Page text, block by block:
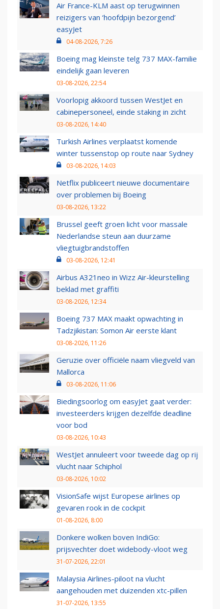
Air France-KLM aast op terugwinnen
reizigers van ‘hoofdpijn bezorgend’
easyJet
04-08-2026, 7:26
Boeing mag kleinste telg 737 MAX-familie
eindelijk gaan leveren
03-08-2026, 22:54
Voorlopig akkoord tussen WestJet en
cabinepersoneel, einde staking in zicht
03-08-2026, 14:40
Turkish Airlines verplaatst komende
winter tussenstop op route naar Sydney
03-08-2026, 14:03
Netflix publiceert nieuwe documentaire
over problemen bij Boeing
03-08-2026, 13:22
Brussel geeft groen licht voor massale
Nederlandse steun aan duurzame
vliegtuigbrandstoffen
03-08-2026, 12:41
Airbus A321neo in Wizz Air-kleurstelling
beklad met graffiti
03-08-2026, 12:34
Boeing 737 MAX maakt opwachting in
Tadzjikistan: Somon Air eerste klant
03-08-2026, 11:26
Geruzie over officiële naam vliegveld van
Mallorca
03-08-2026, 11:06
Biedingsoorlog om easyJet gaat verder:
investeerders krijgen dezelfde deadline
voor bod
03-08-2026, 10:43
WestJet annuleert voor tweede dag op rij
vlucht naar Schiphol
03-08-2026, 10:02
VisionSafe wijst Europese airlines op
gevaren rook in de cockpit
01-08-2026, 8:00
Donkere wolken boven IndiGo:
prijsvechter doet widebody-vloot weg
31-07-2026, 22:01
Malaysia Airlines-piloot na vlucht
aangehouden met duizenden xtc-pillen
31-07-2026, 13:55